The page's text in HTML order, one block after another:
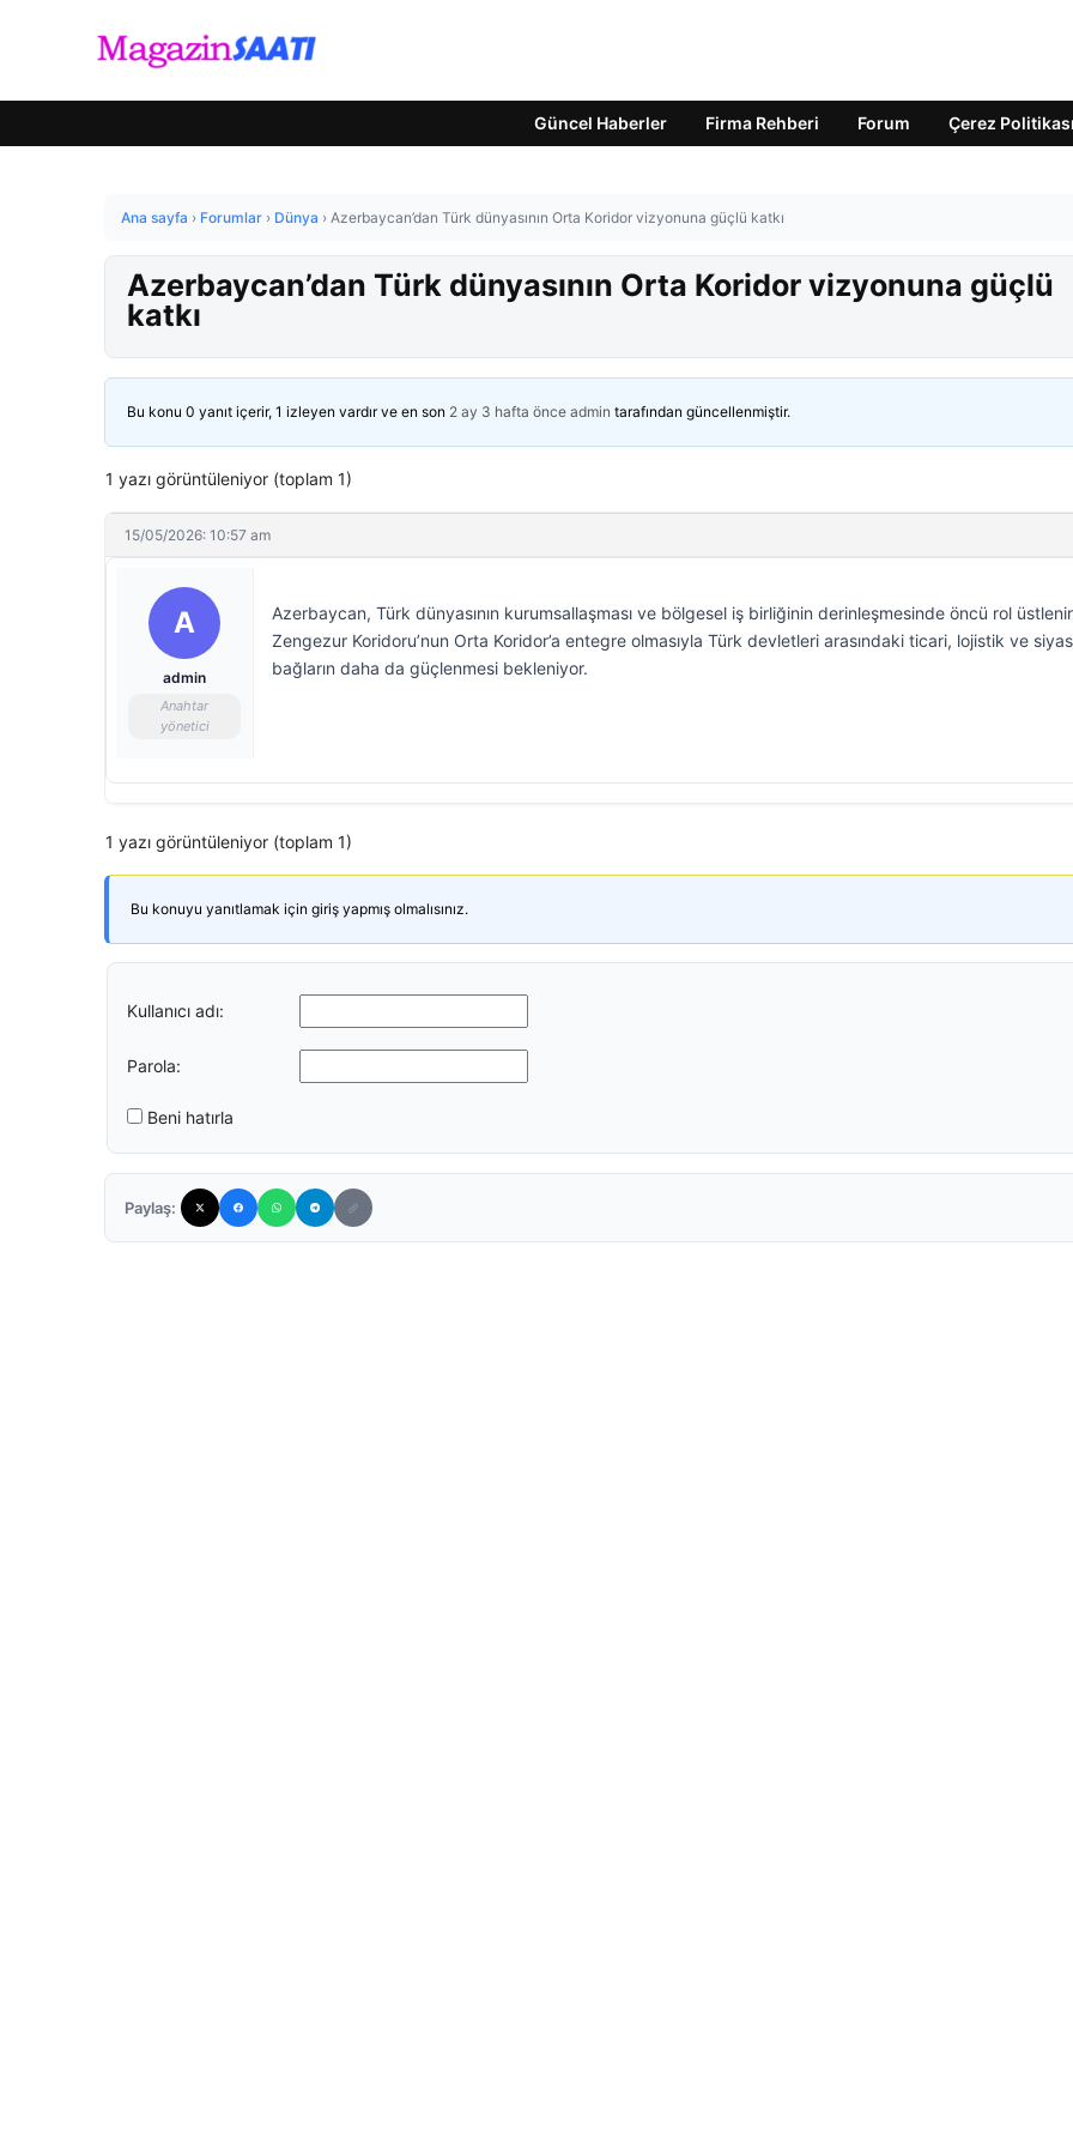
Güncel Haberler Firma Rehberi Forum Çerez Politikası
Ana sayfa › Forumlar › Dünya › Azerbaycan’dan Türk dünyasının Orta Koridor vizyonuna güçlü katkı
Azerbaycan’dan Türk dünyasının Orta Koridor vizyonuna güçlü
katkı
Bu konu 0 yanıt içerir, 1 izleyen vardır ve en son 2 ay 3 hafta önce admin tarafından güncellenmiştir.
1 yazı görüntüleniyor (toplam 1)
15/05/2026: 10:57 am
A
admin
Anahtar
yönetici
Azerbaycan, Türk dünyasının kurumsallaşması ve bölgesel iş birliğinin derinleşmesinde öncü rol
Zengezur Koridoru’nun Orta Koridor’a entegre olmasıyla Türk devletleri arasındaki ticari, lojistik ve
bağların daha da güçlenmesi bekleniyor.
1 yazı görüntüleniyor (toplam 1)
Bu konuyu yanıtlamak için giriş yapmış olmalısınız.
Kullanıcı adı:
Parola:
Beni hatırla
Paylaş: